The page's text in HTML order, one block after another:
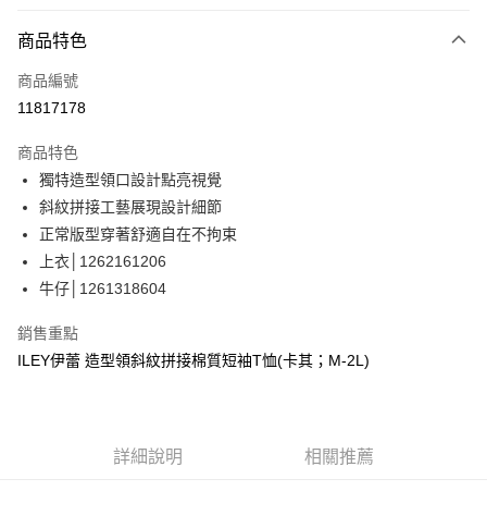
3 期 0 利率 每期
合作金庫商業銀行
上海商業儲蓄銀行
臺灣中小企業銀行
匯豐（台灣）商業銀行
聯邦商業銀行
元大商業銀行
玉山商業銀行
台新國際商業銀行
台灣樂天信用卡公司
超商取貨付款
LINE Pay
Apple Pay
街口支付
悠遊付
Google Pay
大哥付你分期
2.付款方式選擇「大哥付你分期」，訂單成立後會自動跳轉到大哥付的交易
流程，驗證手機門號後，選擇欲分期的期數、繳款截止日，確認付款後即完
商品特色
商品編號
11817178
商品特色
獨特造型領口設計點亮視覺
斜紋拼接工藝展現設計細節
正常版型穿著舒適自在不拘束
上衣│1262161206
牛仔│1261318604
銷售重點
ILEY伊蕾 造型領斜紋拼接棉質短袖T恤(卡其；M-2L)
詳細說明 相關推薦